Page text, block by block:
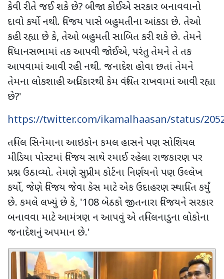
કેવી રીતે જઈ શકે છે? બીજા કોઈએ સરકાર બનાવવાનો
દાવો કર્યો નથી. વિજય પાસે બહુમતીના આંકડા છે. તેઓ
કહી રહ્યા છે કે, તેઓ બહુમતી સાબિત કરી શકે છે. તેમને
વિધાનસભામાં તક આપવી જોઈએ, પરંતુ તેમને તે તક
આપવામાં આવી રહી નથી. જનાદેશ હોવા છતાં તેમને
તેમના લોકશાહી અધિકારથી કેમ વંચિત રાખવામાં આવી રહ્યા
છે?'
https://twitter.com/ikamalhaasan/status/
તમિલ સિનેમાના આઇકોન કમલ હાસને પણ સોશિયલ
મીડિયા પોસ્ટમાં વિજય સાથે રમાઈ રહેલા રાજકારણ પર
પ્રશ્ન ઉઠાવ્યો. તેમણે સુપ્રીમ કોર્ટના નિર્ણયનો પણ ઉલ્લેખ
કર્યો, જેણે વિજય જેવા કેસ માટે એક ઉદાહરણ સ્થાપિત કર્યું
છે. કમલે લખ્યું છે કે, '108 બેઠકો જીતનારા વિજયને સરકાર
બનાવવા માટે આમંત્રણ ન આપવું એ તમિલનાડુના લોકોના
જનાદેશનું અપમાન છે.'